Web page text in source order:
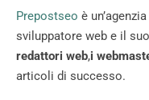
Prepostseo è
sviluppatore web e il
redattori web,i
articoli di successo.